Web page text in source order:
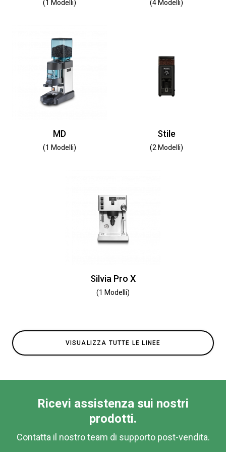
(1 Modelli) (4 Modelli)
MD
(1 Modelli)
Stile
(2 Modelli)
Silvia Pro X
(1 Modelli)
VISUALIZZA TUTTE LE LINEE
Ricevi assistenza sui nostri
prodotti.
Contatta il nostro team di supporto post-vendita.